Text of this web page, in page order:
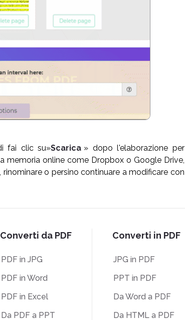
fai clic su»Scarica » dopo l'elaborazione per
memoria online come Dropbox o Google Drive,
o persino continuare a modificare con
Converti da PDF
PDF in JPG
PDF in Word
PDF in Excel
Da PDF a PPT
Converti in PDF
JPG in PDF
PPT in PDF
Da Word a PDF
Da HTML a PDF